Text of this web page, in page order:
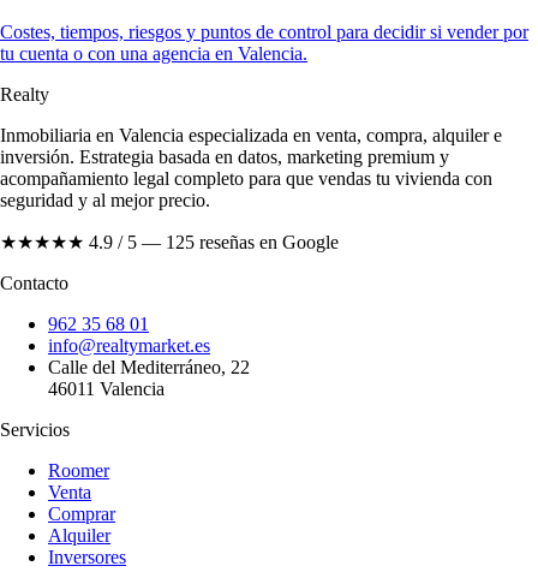
Costes, tiempos, riesgos y puntos de control para decidir si vender por
tu cuenta o con una agencia en Valencia.
Realty
Inmobiliaria en Valencia especializada en venta, compra, alquiler e
inversión. Estrategia basada en datos, marketing premium y
acompañamiento legal completo para que vendas tu vivienda con
seguridad y al mejor precio.
★★★★★ 4.9 / 5 — 125 reseñas en Google
Contacto
962 35 68 01
info@realtymarket.es
Calle del Mediterráneo, 22
46011 Valencia
Servicios
Roomer
Venta
Comprar
Alquiler
Inversores